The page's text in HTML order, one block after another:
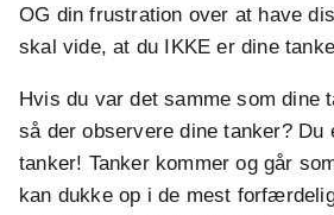
OG din frustration over at have
skal vide, at du IKKE er dine
Hvis du var det samme som dine
så der observere dine tanker? Du
tanker! Tanker kommer og går
kan dukke op i de mest